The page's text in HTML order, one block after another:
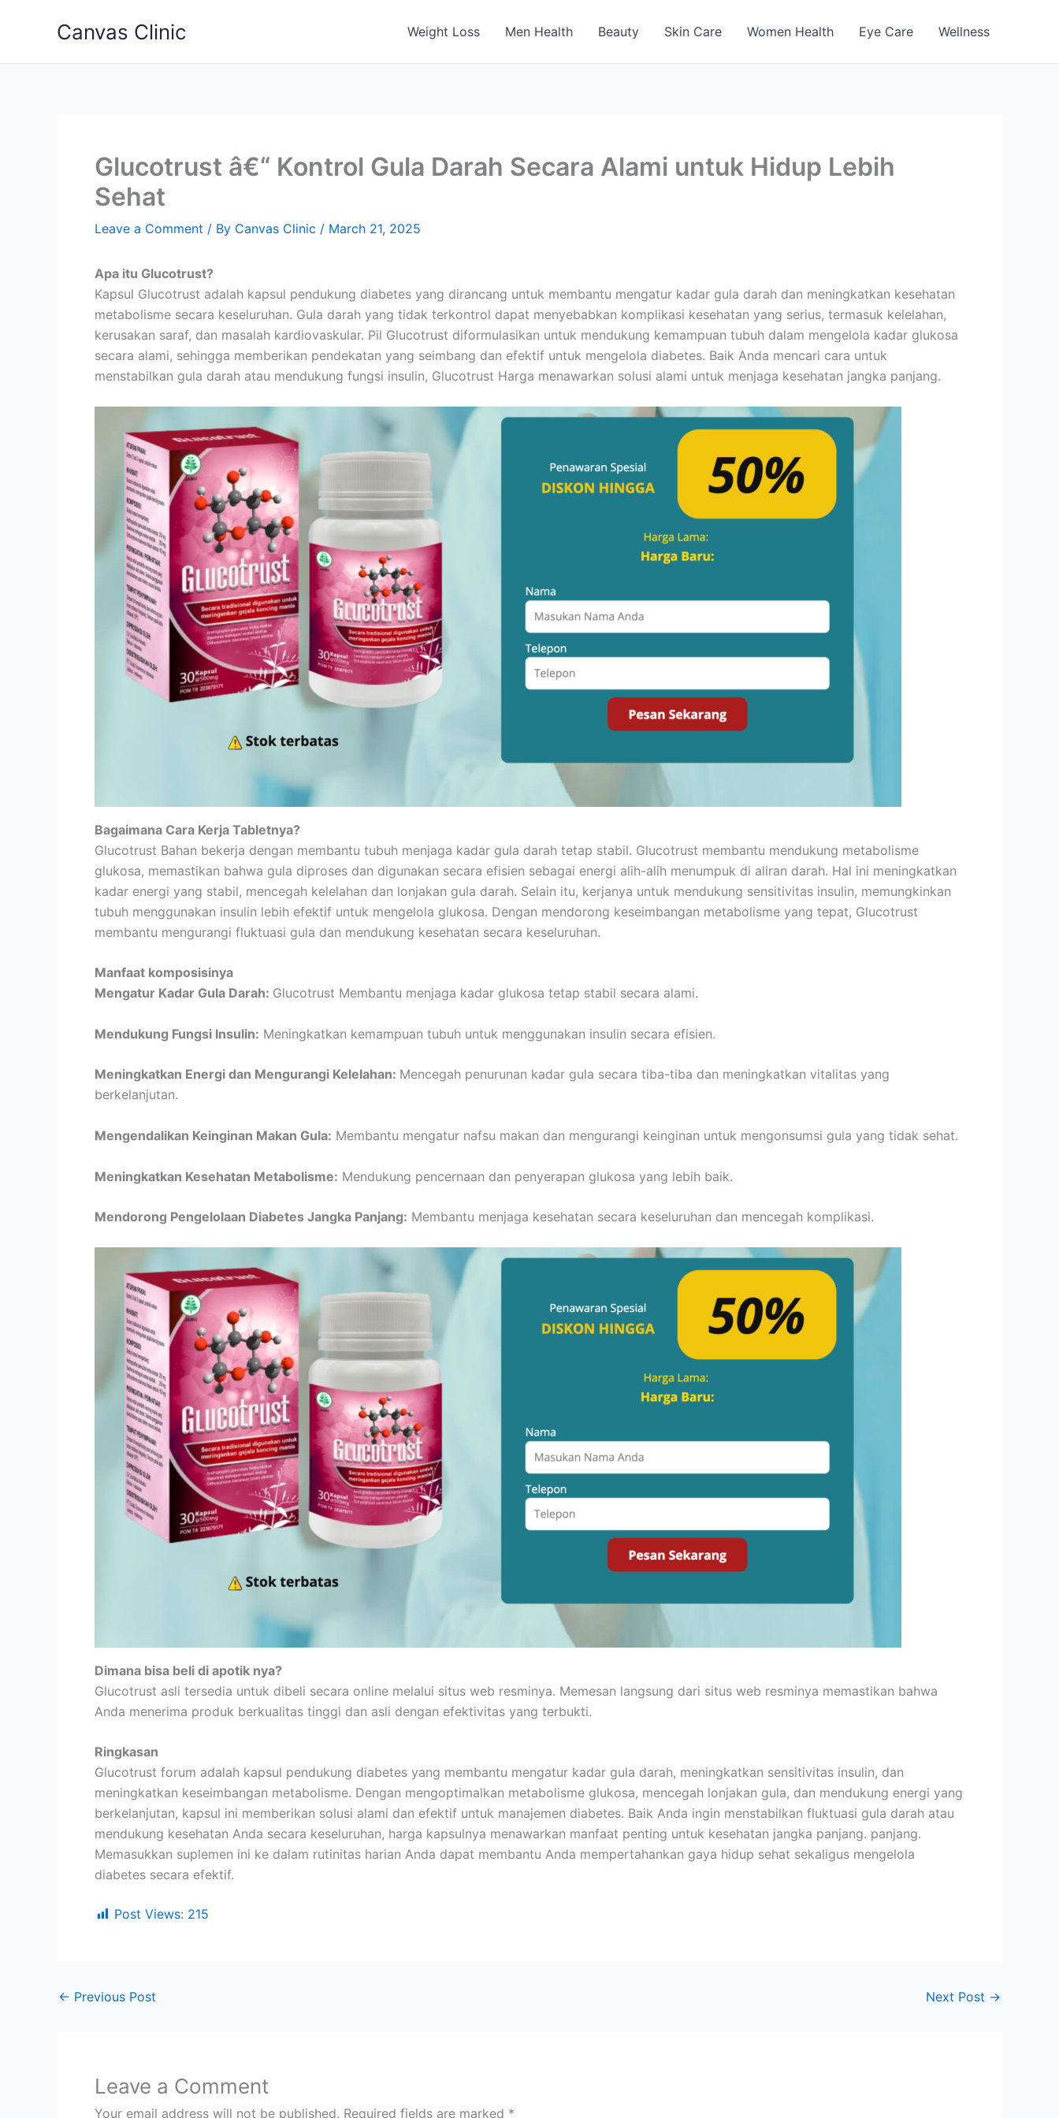
Canvas Clinic Weight Loss Men Health Beauty Skin Care Women Health Eye Care Wellness
Glucotrust â€“ Kontrol Gula Darah Secara Alami untuk Hidup Lebih
Sehat
Leave a Comment / By Canvas Clinic / March 21, 2025
Apa itu Glucotrust?
Kapsul Glucotrust adalah kapsul pendukung diabetes yang dirancang untuk membantu mengatur kadar gula darah dan meningkatkan kesehatan
metabolisme secara keseluruhan. Gula darah yang tidak terkontrol dapat menyebabkan komplikasi kesehatan yang serius, termasuk kelelahan,
kerusakan saraf, dan masalah kardiovaskular. Pil Glucotrust diformulasikan untuk mendukung kemampuan tubuh dalam mengelola kadar glukosa
secara alami, sehingga memberikan pendekatan yang seimbang dan efektif untuk mengelola diabetes. Baik Anda mencari cara untuk
menstabilkan gula darah atau mendukung fungsi insulin, Glucotrust Harga menawarkan solusi alami untuk menjaga kesehatan jangka panjang.
Bagaimana Cara Kerja Tabletnya?
Glucotrust Bahan bekerja dengan membantu tubuh menjaga kadar gula darah tetap stabil. Glucotrust membantu mendukung metabolisme
glukosa, memastikan bahwa gula diproses dan digunakan secara efisien sebagai energi alih-alih menumpuk di aliran darah. Hal ini meningkatkan
kadar energi yang stabil, mencegah kelelahan dan lonjakan gula darah. Selain itu, kerjanya untuk mendukung sensitivitas insulin, memungkinkan
tubuh menggunakan insulin lebih efektif untuk mengelola glukosa. Dengan mendorong keseimbangan metabolisme yang tepat, Glucotrust
membantu mengurangi fluktuasi gula dan mendukung kesehatan secara keseluruhan.
Manfaat komposisinya
Mengatur Kadar Gula Darah: Glucotrust Membantu menjaga kadar glukosa tetap stabil secara alami.
Mendukung Fungsi Insulin: Meningkatkan kemampuan tubuh untuk menggunakan insulin secara efisien.
Meningkatkan Energi dan Mengurangi Kelelahan: Mencegah penurunan kadar gula secara tiba-tiba dan meningkatkan vitalitas yang
berkelanjutan.
Mengendalikan Keinginan Makan Gula: Membantu mengatur nafsu makan dan mengurangi keinginan untuk mengonsumsi gula yang tidak sehat.
Meningkatkan Kesehatan Metabolisme: Mendukung pencernaan dan penyerapan glukosa yang lebih baik.
Mendorong Pengelolaan Diabetes Jangka Panjang: Membantu menjaga kesehatan secara keseluruhan dan mencegah komplikasi.
Dimana bisa beli di apotik nya?
Glucotrust asli tersedia untuk dibeli secara online melalui situs web resminya. Memesan langsung dari situs web resminya memastikan bahwa
Anda menerima produk berkualitas tinggi dan asli dengan efektivitas yang terbukti.
Ringkasan
Glucotrust forum adalah kapsul pendukung diabetes yang membantu mengatur kadar gula darah, meningkatkan sensitivitas insulin, dan
meningkatkan keseimbangan metabolisme. Dengan mengoptimalkan metabolisme glukosa, mencegah lonjakan gula, dan mendukung energi yang
berkelanjutan, kapsul ini memberikan solusi alami dan efektif untuk manajemen diabetes. Baik Anda ingin menstabilkan fluktuasi gula darah atau
mendukung kesehatan Anda secara keseluruhan, harga kapsulnya menawarkan manfaat penting untuk kesehatan jangka panjang. panjang.
Memasukkan suplemen ini ke dalam rutinitas harian Anda dapat membantu Anda mempertahankan gaya hidup sehat sekaligus mengelola
diabetes secara efektif.
Post Views: 215
← Previous Post Next Post →
Leave a Comment
Your email address will not be published. Required fields are marked *